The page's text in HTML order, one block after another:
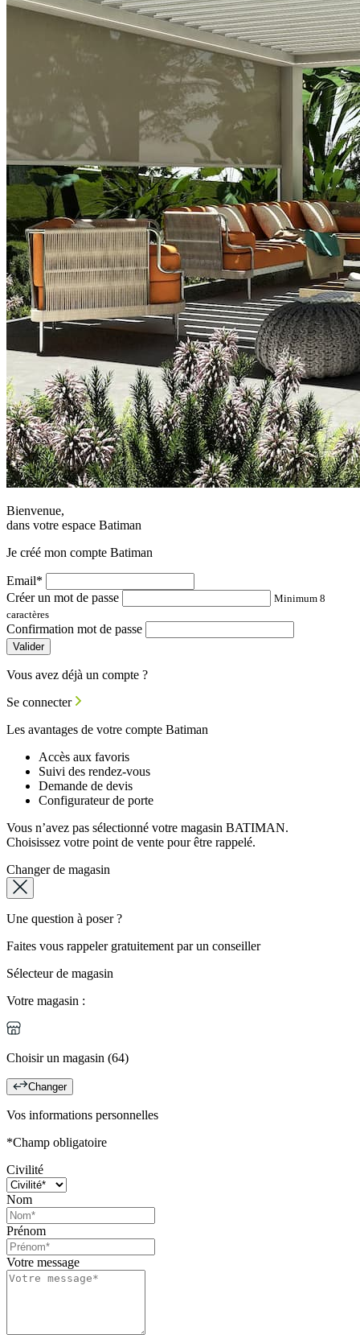
Bienvenue,
dans votre espace Batiman
Je créé mon compte Batiman
Email*
Créer un mot de passe
Minimum 8
caractères
Confirmation mot de passe
Valider
Vous avez déjà un compte ?
Se connecter
Les avantages de votre compte Batiman
Accès aux favoris
Suivi des rendez-vous
Demande de devis
Configurateur de porte
Vous n’avez pas sélectionné votre magasin BATIMAN.
Choisissez votre point de vente pour être rappelé.
Changer de magasin
Une question à poser ?
Faites vous rappeler gratuitement par un conseiller
Sélecteur de magasin
Votre magasin :
Choisir un magasin (64)
Changer
Vos informations personnelles
*Champ obligatoire
Civilité
Nom
Prénom
Votre message